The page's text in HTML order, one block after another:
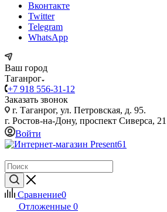
Вконтакте
Twitter
Telegram
WhatsApp
Ваш город
Таганрог
+7 918 556-31-12
Заказать звонок
г. Таганрог, ул. Петровская, д. 95.
г. Ростов-на-Дону, проспект Сиверса, 21
Войти
Сравнение0
Отложенные 0